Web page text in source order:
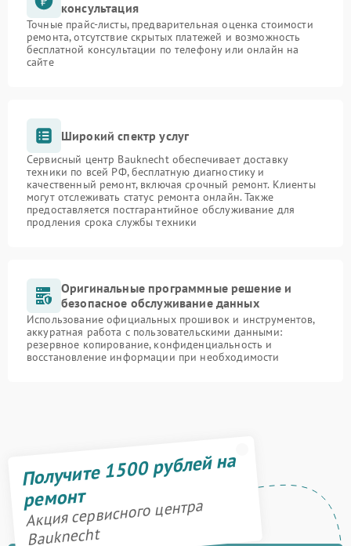
консультация
Точные прайс-листы, предварительная оценка стоимости
ремонта, отсутствие скрытых платежей и возможность
бесплатной консультации по телефону или онлайн на
сайте
Широкий спектр услуг
Сервисный центр Bauknecht обеспечивает доставку
техники по всей РФ, бесплатную диагностику и
качественный ремонт, включая срочный ремонт. Клиенты
могут отслеживать статус ремонта онлайн. Также
предоставляется постгарантийное обслуживание для
продления срока службы техники
Оригинальные программные решение и
безопасное обслуживание данных
Использование официальных прошивок и инструментов,
аккуратная работа с пользовательскими данными:
резервное копирование, конфиденциальность и
восстановление информации при необходимости
Получите 1500 рублей на
ремонт
Акция сервисного центра
Bauknecht